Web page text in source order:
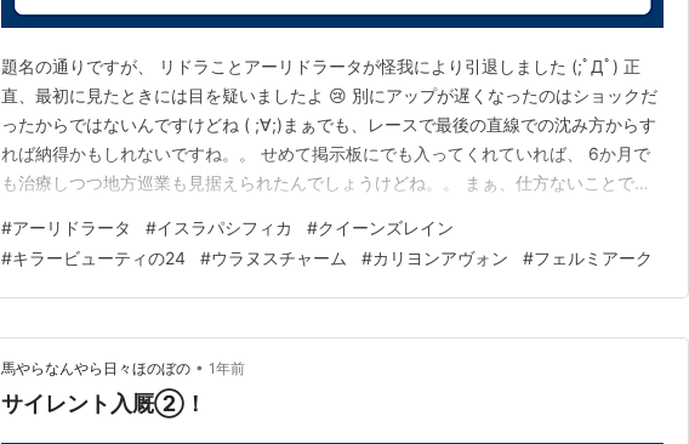
題名の通りですが、 リドラことアーリドラータが怪我により引退しました (;ﾟДﾟ) 正
直、最初に見たときには目を疑いましたよ 😢 別にアップが遅くなったのはショックだ
ったからではないんですけどね ( ;∀;)まぁでも、レースで最後の直線での沈み方からす
れば納得かもしれないですね。。 せめて掲示板にでも入ってくれていれば、 6か月で
も治療しつつ地方巡業も見据えられたんでしょうけどね。。 まぁ、仕方ないことで
アーリドラータ 牡３歳 ※中央競馬 登録抹消 | サラブレッドオークション無事に復帰す
れば, C級クラスでは地…
#アーリドラータ #イスラパシフィカ #クイーンズレイン
#キラービューティの24 #ウラヌスチャーム #カリヨンアヴォン #フェルミアーク
馬やらなんやら日々ほのぼの • 1年前
サイレント入厩②！